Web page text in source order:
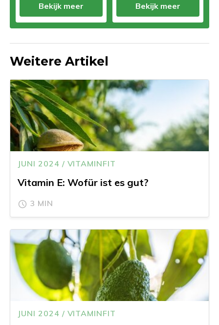
Bekijk meer Bekijk meer
Weitere Artikel
JUNI 2024 / VITAMINFIT
Vitamin E: Wofür ist es gut?
3 MIN
JUNI 2024 / VITAMINFIT